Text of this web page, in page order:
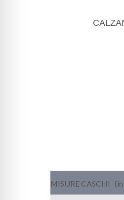
MISURE CASCHI (in